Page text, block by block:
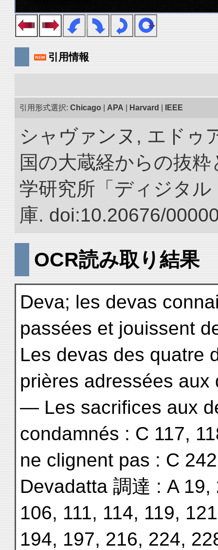
引用情報
引用形式選択: Chicago APA Harvard IEEE
シャヴァンヌ, エドゥ
国の大蔵経からの抜
学研究所「ディジタ
庫. doi:10.20676/
OCR読み取り結果
Deva; les devas
passées et jouissent
Les devas des quatre
prières adressées
— Les sacrifices aux
condamnés : C 117,
ne clignent pas : C
Devadatta 調達 : A
106, 111, 114, 119,
194, 197, 216, 224,